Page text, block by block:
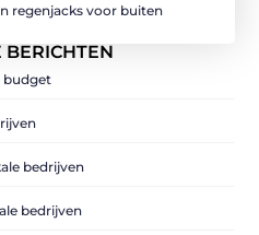
regenjacks voor buiten
BERICHTEN
budget
bedrijven
bedrijven